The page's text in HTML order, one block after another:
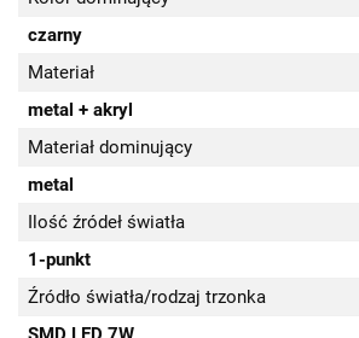
czarny
Materiał
metal + akryl
Materiał dominujący
metal
Ilość źródeł światła
1-punkt
Źródło światła/rodzaj trzonka